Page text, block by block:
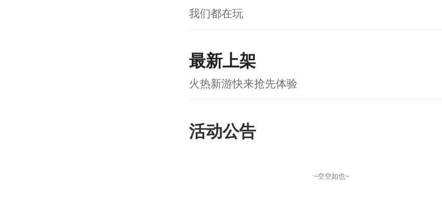
我们都在玩
最新上架
火热新游快来抢先体验
活动公告
~空空如也~